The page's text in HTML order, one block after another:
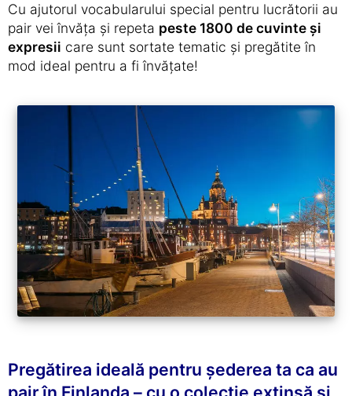
Cu ajutorul vocabularului special pentru lucrătorii au
pair vei învăța și repeta peste 1800 de cuvinte și
expresii care sunt sortate tematic și pregătite în
mod ideal pentru a fi învățate!
Pregătirea ideală pentru șederea ta ca au
pair în Finlanda – cu o colecție extinsă și